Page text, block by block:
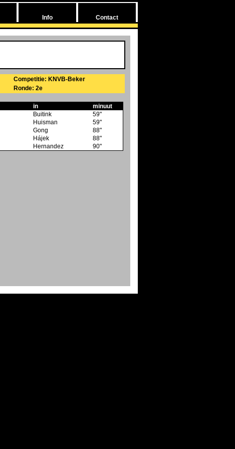
Info Contact
Competitie: KNVB-Beker
Ronde: 2e
in
minuut
Buitink
59"
Huisman
59"
Gong
88"
Hájek
88"
Hernandez 90"